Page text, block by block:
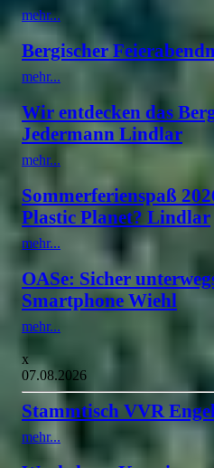
mehr...
Bergischer
mehr...
Wir entdecken das
Jedermann Lindlar
mehr...
Sommerferienspaß
Plastic Planet? Lindlar
mehr...
OASe: Sicher
Smartphone Wiehl
mehr...
x
07.08.2026
Stammtisch VVR
mehr...